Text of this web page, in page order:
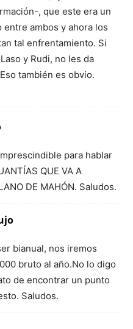
, que este era un
entre ambos y ahora los
tal enfrentamiento. Si
y Rudi, no les da
también es obvio.
para hablar
QUE VA A
DE MAHÓN. Saludos.
bianual, nos iremos
bruto al año.No lo digo
de encontrar un punto
Saludos.